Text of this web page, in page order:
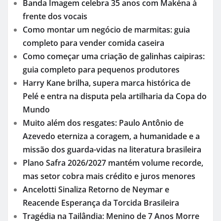
Banda Imagem celebra 35 anos com Makéna à
frente dos vocais
Como montar um negócio de marmitas: guia
completo para vender comida caseira
Como começar uma criação de galinhas caipiras:
guia completo para pequenos produtores
Harry Kane brilha, supera marca histórica de
Pelé e entra na disputa pela artilharia da Copa do
Mundo
Muito além dos resgates: Paulo Antônio de
Azevedo eterniza a coragem, a humanidade e a
missão dos guarda-vidas na literatura brasileira
Plano Safra 2026/2027 mantém volume recorde,
mas setor cobra mais crédito e juros menores
Ancelotti Sinaliza Retorno de Neymar e
Reacende Esperança da Torcida Brasileira
Tragédia na Tailândia: Menino de 7 Anos Morre